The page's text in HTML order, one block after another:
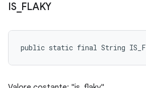
IS_ FLAKY
public static final String